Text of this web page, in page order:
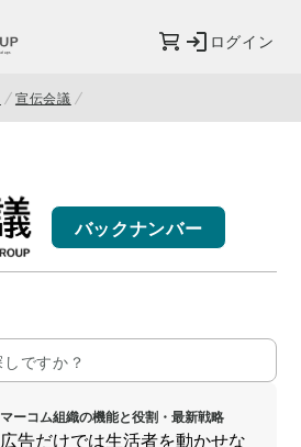
ログイン
宣伝会議
バックナンバー
マーコム組織の機能と役割・最新戦略
広告だけでは生活者を動かせな